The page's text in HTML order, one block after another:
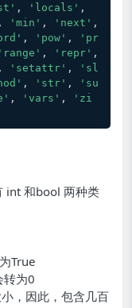
, 'locals'
, 'min' , 'next'
, 'pow' ,
'pr
'range' , 'repr'
, 'setattr' ,
'sl
, 'str' ,
'su
, 'vars' ,
'zi
int 和bool 两种类
True
转为0
，因此，包含几百